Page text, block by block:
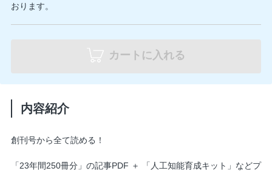
おります。
カートに入れる
内容紹介
創刊号から全て読める！
「23年間250冊分」の記事PDF ＋ 「人工知能育成キット」などプ